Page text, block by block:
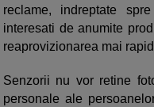
reclame, indreptate
interesati de anumite
reaprovizionarea mai
Senzorii nu vor retine
personale ale